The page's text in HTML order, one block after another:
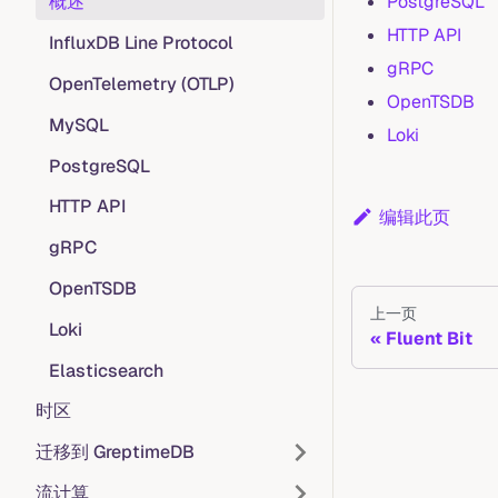
InfluxDB Line Protocol
OpenTelemetry (OTLP)
MySQL
PostgreSQL
HTTP API
gRPC
OpenTSDB
Loki
Elasticsearch
时区
迁移到 GreptimeDB
流计算
HTTP API
gRPC
OpenTSDB
Loki
编辑此页
上一页
Fluent Bit